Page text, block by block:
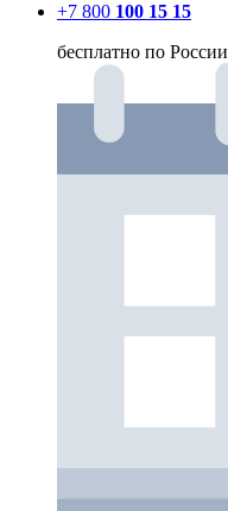
+7 800 100 15 15
бесплатно по России